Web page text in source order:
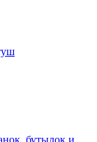
бутылок и